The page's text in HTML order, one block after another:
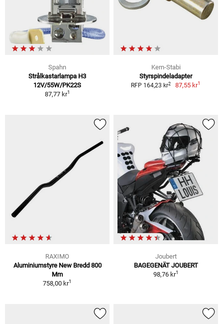
Spahn
Strålkastarlampa H3
12V/55W/PK22S
87,77 kr1
Kern-Stabi
Styrspindeladapter
RFP 164,23 kr2 87,55 kr1
RAXIMO
Aluminiumstyre New Bredd 800
Mm
758,00 kr1
Joubert
BAGEGENÄT JOUBERT
98,76 kr1